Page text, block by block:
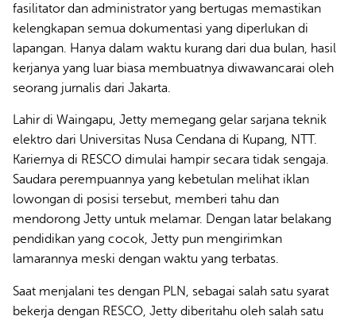
fasilitator dan administrator yang bertugas memastikan
kelengkapan semua dokumentasi yang diperlukan di
lapangan. Hanya dalam waktu kurang dari dua bulan, hasil
kerjanya yang luar biasa membuatnya diwawancarai oleh
seorang jurnalis dari Jakarta.
Lahir di Waingapu, Jetty memegang gelar sarjana teknik
elektro dari Universitas Nusa Cendana di Kupang, NTT.
Kariernya di RESCO dimulai hampir secara tidak sengaja.
Saudara perempuannya yang kebetulan melihat iklan
lowongan di posisi tersebut, memberi tahu dan
mendorong Jetty untuk melamar. Dengan latar belakang
pendidikan yang cocok, Jetty pun mengirimkan
lamarannya meski dengan waktu yang terbatas.
Saat menjalani tes dengan PLN, sebagai salah satu syarat
bekerja dengan RESCO, Jetty diberitahu oleh salah satu